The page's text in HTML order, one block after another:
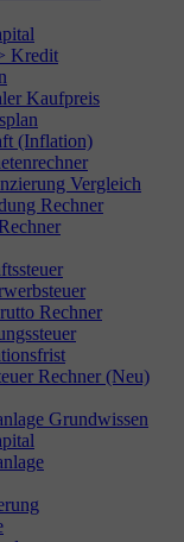
Kredit
Kaufpreis
(Inflation)
Vergleich
Rechner
Rechner
Rechner (Neu)
Grundwissen